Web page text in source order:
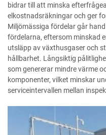
bidrar till att minska
elkostnadsräkningar och ger
Miljömässiga fördelar går
fördelarna, eftersom minskad
utsläpp av växthusgaser och
hållbarhet. Långsiktig
som genererar mindre värme
komponenter, vilket minskar
serviceintervallen mellan